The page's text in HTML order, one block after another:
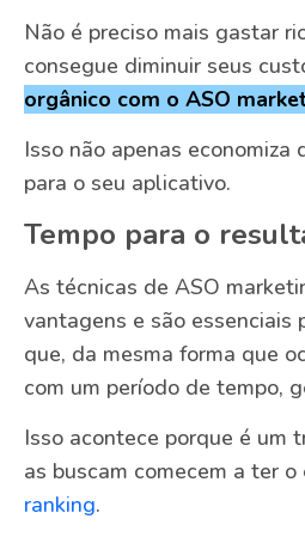
Não é preciso mais gastar
consegue diminuir seus
orgânico com o ASO
Isso não apenas
para o seu aplicativo.
Tempo para o
As técnicas de ASO
vantagens e são essenciais
que, da mesma forma que
com um período de tempo,
Isso acontece porque é um
as buscam comecem a ter
ranking.